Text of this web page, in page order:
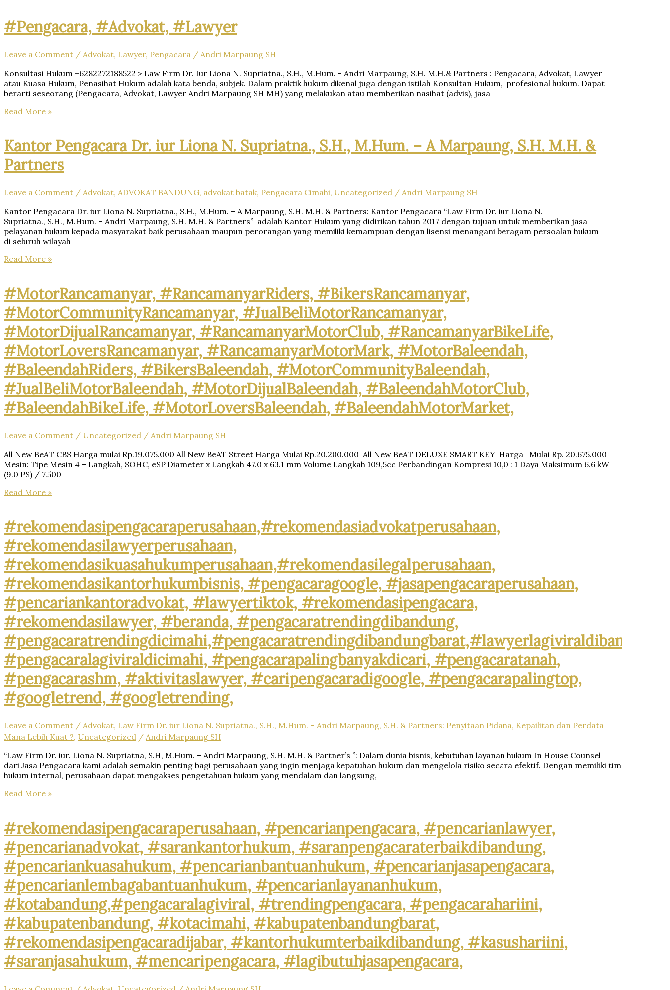
Law
Firm
Liona
N.
Supriatna,
SH,
M.Hum.
Andri
MH
&
Partner’s
#Pengacara, #Advokat, #Lawyer
Leave a Comment / Advokat, Lawyer, Pengacara / Andri Marpaung SH
Konsultasi Hukum +6282272188522 > Law Firm Dr. Iur Liona N. Supriatna., S.H., M.Hum. – Andri Marpaung, S.H. M.H.& Partners : Pengacara, Advokat, Lawyer
atau Kuasa Hukum, Penasihat Hukum adalah kata benda, subjek. Dalam praktik hukum dikenal juga dengan istilah Konsultan Hukum, profesional hukum. Dapat
berarti seseorang (Pengacara, Advokat, Lawyer Andri Marpaung SH MH) yang melakukan atau memberikan nasihat (advis), jasa
#Pengacara, #Advokat,
Read More »
Kantor Pengacara Dr. iur Liona N. Supriatna., S.H., M.Hum. – A Marpaung, S.H. M.H. &
Partners
Leave a Comment / Advokat, ADVOKAT BANDUNG, advokat batak, Pengacara Cimahi, Uncategorized / Andri Marpaung SH
Kantor Pengacara Dr. iur Liona N. Supriatna., S.H., M.Hum. – A Marpaung, S.H. M.H. & Partners: Kantor Pengacara “Law Firm Dr. iur Liona N.
Supriatna., S.H., M.Hum. – Andri Marpaung, S.H. M.H. & Partners” adalah Kantor Hukum yang didirikan tahun 2017 dengan tujuan untuk memberikan jasa
pelayanan hukum kepada masyarakat baik perusahaan maupun perorangan yang memiliki kemampuan dengan lisensi menangani beragam persoalan hukum
di seluruh wilayah
Kantor
iur
Liona
N.
Supriatna., S.H., M.Hum.
–
A
Marpaung,
S.H.
M.H.
&
Partners
Read More »
#MotorRancamanyar, #RancamanyarRiders, #BikersRancamanyar,
#MotorCommunityRancamanyar, #JualBeliMotorRancamanyar,
#MotorDijualRancamanyar, #RancamanyarMotorClub, #RancamanyarBikeLife,
#MotorLoversRancamanyar, #RancamanyarMotorMark, #MotorBaleendah,
#BaleendahRiders, #BikersBaleendah, #MotorCommunityBaleendah,
#JualBeliMotorBaleendah, #MotorDijualBaleendah, #BaleendahMotorClub,
#BaleendahBikeLife, #MotorLoversBaleendah, #BaleendahMotorMarket,
Leave a Comment / Uncategorized / Andri Marpaung SH
All New BeAT CBS Harga mulai Rp.19.075.000 All New BeAT Street Harga Mulai Rp.20.200.000 All New BeAT DELUXE SMART KEY Harga Mulai Rp. 20.675.000
Mesin: Tipe Mesin 4 – Langkah, SOHC, eSP Diameter x Langkah 47.0 x 63.1 mm Volume Langkah 109,5cc Perbandingan Kompresi 10,0 : 1 Daya Maksimum 6.6 kW
(9.0 PS) / 7.500
#MotorRancamanyar,
#MotorCommunityRancamanyar,
#JualBeliMotorRancamanyar,
#MotorDijualRancamanyar,
#RancamanyarMotorClub,
#RancamanyarBikeLife,
#MotorLoversRancamanyar,
#RancamanyarMotorMark,
#MotorBaleendah,
#BaleendahRiders,
#BikersBaleendah,
#MotorCommunityBaleendah,
#JualBeliMotorBaleendah,
#MotorDijualBaleendah,
#BaleendahMotorClub,
#BaleendahBikeLife,
#MotorLoversBaleendah,
#BaleendahMotorMarket,
Read More »
#rekomendasipengacaraperusahaan,#rekomendasiadvokatperusahaan,
#rekomendasilawyerperusahaan,
#rekomendasikuasahukumperusahaan,#rekomendasilegalperusahaan,
#rekomendasikantorhukumbisnis, #pengacaragoogle, #jasapengacaraperusahaan,
#pencariankantoradvokat, #lawyertiktok, #rekomendasipengacara,
#rekomendasilawyer, #beranda, #pengacaratrendingdibandung,
#pengacaratrendingdicimahi,#pengacaratrendingdibandungbarat,#lawyerlagiviraldibandung,
#pengacaralagiviraldicimahi, #pengacarapalingbanyakdicari, #pengacaratanah,
#pengacarashm, #aktivitaslawyer, #caripengacaradigoogle, #pengacarapalingtop,
#googletrend, #googletrending,
Leave a Comment / Advokat, Law Firm Dr. iur Liona N. Supriatna., S.H., M.Hum. – Andri Marpaung, S.H. & Partners: Penyitaan Pidana, Kepailitan dan Perdata
Mana Lebih Kuat ?, Uncategorized / Andri Marpaung SH
“Law Firm Dr. iur. Liona N. Supriatna, S.H, M.Hum. – Andri Marpaung, S.H. M.H. & Partner’s ”: Dalam dunia bisnis, kebutuhan layanan hukum In House Counsel
dari Jasa Pengacara kami adalah semakin penting bagi perusahaan yang ingin menjaga kepatuhan hukum dan mengelola risiko secara efektif. Dengan memiliki tim
hukum internal, perusahaan dapat mengakses pengetahuan hukum yang mendalam dan langsung,
#rekomendasipengacaraperusahaan,#rekomendasiadvokatperusahaan,
#rekomendasikantorhukumbisnis,
#pengacaragoogle,
#jasapengacaraperusahaan,
#pencariankantoradvokat,
#lawyertiktok,
#rekomendasipengacara,
#rekomendasilawyer,
#beranda,
#pengacaratrendingdibandung,
#pengacaratrendingdicimahi,#pengacaratrendingdibandungbarat,#lawyerlagiviraldibandung,
#pengacaralagiviraldicimahi,
#pengacarapalingbanyakdicari,
#pengacaratanah,
#pengacarashm,
#aktivitaslawyer,
#caripengacaradigoogle,
Read More »
#rekomendasipengacaraperusahaan, #pencarianpengacara, #pencarianlawyer,
#pencarianadvokat, #sarankantorhukum, #saranpengacaraterbaikdibandung,
#pencariankuasahukum, #pencarianbantuanhukum, #pencarianjasapengacara,
#pencarianlembagabantuanhukum, #pencarianlayananhukum,
#kotabandung,#pengacaralagiviral, #trendingpengacara, #pengacarahariini,
#kabupatenbandung, #kotacimahi, #kabupatenbandungbarat,
#rekomendasipengacaradijabar, #kantorhukumterbaikdibandung, #kasushariini,
#saranjasahukum, #mencaripengacara, #lagibutuhjasapengacara,